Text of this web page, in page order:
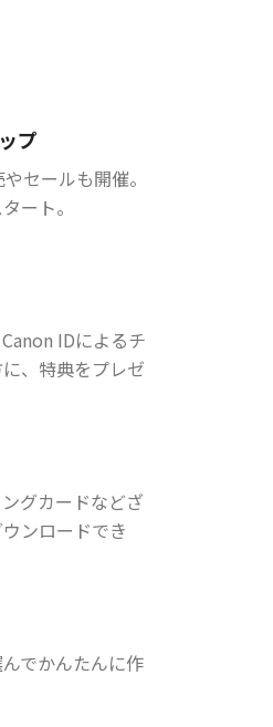
プ
セールも開催。
ート。
IDによるチ
、特典をプレゼ
グカードなどざ
ンロードでき
でかんたんに作